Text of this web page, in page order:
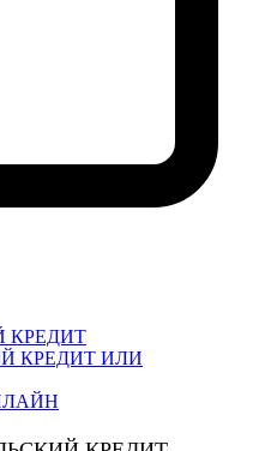
КРЕДИТ
КРЕДИТ ИЛИ